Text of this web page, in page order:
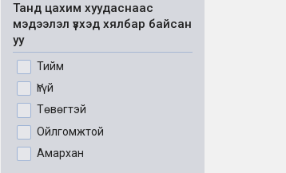
Танд цахим хуудаснаас
мэдээлэл үзхэд хялбар байсан
уу
Тийм
Үгүй
Төвөгтэй
Ойлгомжтой
Амархан